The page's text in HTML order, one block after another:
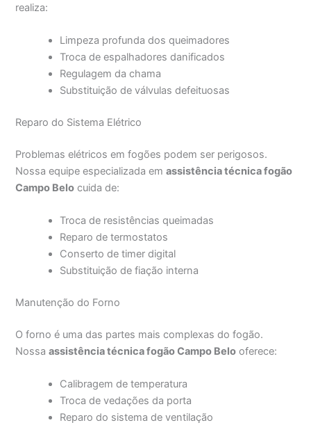
realiza:
Limpeza profunda dos queimadores
Troca de espalhadores danificados
Regulagem da chama
Substituição de válvulas defeituosas
Reparo do Sistema Elétrico
Problemas elétricos em fogões podem ser perigosos.
Nossa equipe especializada emassistência técnica fogão
Campo Belo cuida de:
Troca de resistências queimadas
Reparo de termostatos
Conserto de timer digital
Substituição de fiação interna
Manutenção do Forno
O forno é uma das partes mais complexas do fogão.
Nossaassistência técnica fogão Campo Belo oferece:
Calibragem de temperatura
Troca de vedações da porta
Reparo do sistema de ventilação